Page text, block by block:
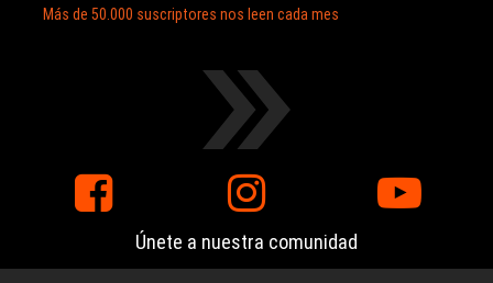
Más de 50.000 suscriptores nos leen cada mes
Únete a nuestra comunidad